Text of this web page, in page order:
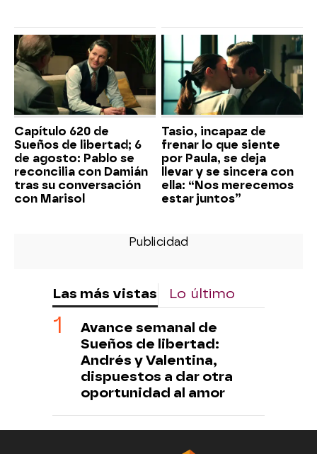
Capítulo 620 de
Sueños de libertad; 6
de agosto: Pablo se
reconcilia con Damián
tras su conversación
con Marisol
Tasio, incapaz de
frenar lo que siente
por Paula, se deja
llevar y se sincera con
ella: “Nos merecemos
estar juntos”
Las más vistas Lo último
Avance semanal de
Sueños de libertad:
Andrés y Valentina,
dispuestos a dar otra
oportunidad al amor